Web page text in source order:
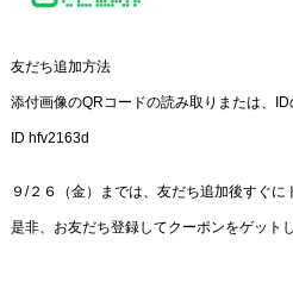
友だち追加方法
添付画像のQRコードの読み取りまたは、ID
ID hfv2163d
９/２６（金）までは、友だち追加後すぐ
是非、お友だち登録してクーポンをゲット